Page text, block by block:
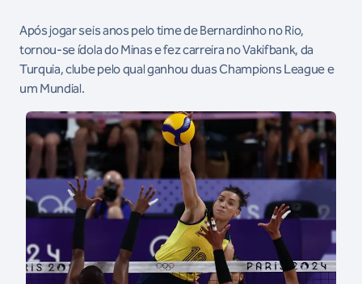
Após jogar seis anos pelo time de Bernardinho no Rio,
tornou-se ídola do Minas e fez carreira no Vakifbank, da
Turquia, clube pelo qual ganhou duas Champions League e
um Mundial.